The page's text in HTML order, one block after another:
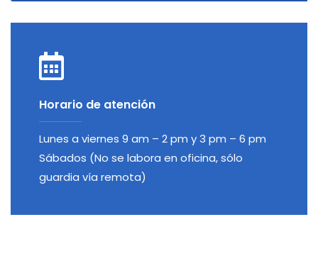
Horario de atención
Lunes a viernes 9 am – 2 pm y 3 pm – 6 pm
Sábados (No se labora en oficina, sólo
guardia vía remota)